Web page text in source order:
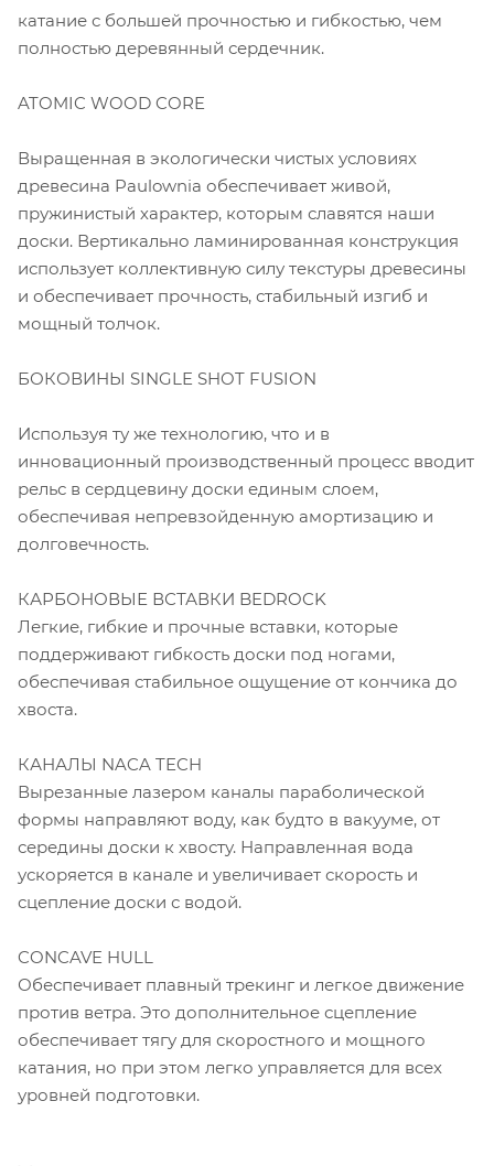
катание с большей прочностью и гибкостью, чем
полностью деревянный сердечник.
ATOMIC WOOD CORE
Выращенная в экологически чистых условиях
древесина Paulownia обеспечивает живой,
пружинистый характер, которым славятся наши
доски. Вертикально ламинированная конструкция
использует коллективную силу текстуры древесины
и обеспечивает прочность, стабильный изгиб и
мощный толчок.
БОКОВИНЫ SINGLE SHOT FUSION
Используя ту же технологию, что и в
инновационный производственный процесс вводит
рельс в сердцевину доски единым слоем,
обеспечивая непревзойденную амортизацию и
долговечность.
КАРБОНОВЫЕ ВСТАВКИ BEDROCK
Легкие, гибкие и прочные вставки, которые
поддерживают гибкость доски под ногами,
обеспечивая стабильное ощущение от кончика до
хвоста.
КАНАЛЫ NACA TECH
Вырезанные лазером каналы параболической
формы направляют воду, как будто в вакууме, от
середины доски к хвосту. Направленная вода
ускоряется в канале и увеличивает скорость и
сцепление доски с водой.
CONCAVE HULL
Обеспечивает плавный трекинг и легкое движение
против ветра. Это дополнительное сцепление
обеспечивает тягу для скоростного и мощного
катания, но при этом легко управляется для всех
уровней подготовки.